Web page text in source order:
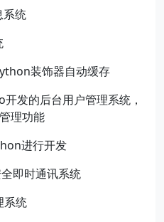
系统
装饰器自动缓存
发的后台用户管理系统，
理功能
进行开发
即时通讯系统
系统